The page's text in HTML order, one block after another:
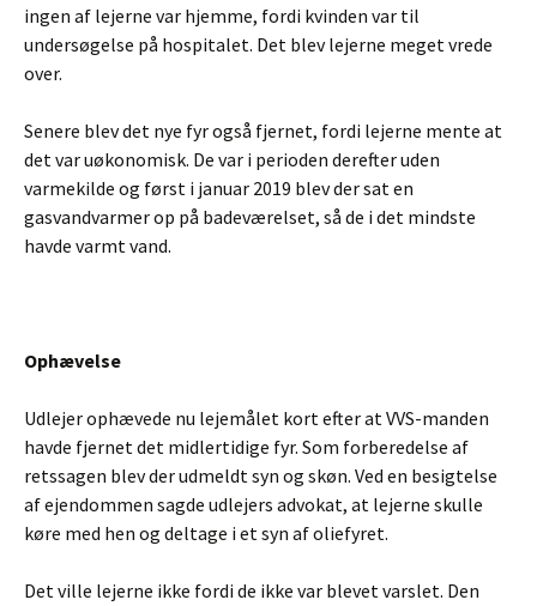
ingen af lejerne var hjemme, fordi kvinden var til
undersøgelse på hospitalet. Det blev lejerne meget vrede
over.
Senere blev det nye fyr også fjernet, fordi lejerne mente at
det var uøkonomisk. De var i perioden derefter uden
varmekilde og først i januar 2019 blev der sat en
gasvandvarmer op på badeværelset, så de i det mindste
havde varmt vand.
Ophævelse
Udlejer ophævede nu lejemålet kort efter at VVS-manden
havde fjernet det midlertidige fyr. Som forberedelse af
retssagen blev der udmeldt syn og skøn. Ved en besigtelse
af ejendommen sagde udlejers advokat, at lejerne skulle
køre med hen og deltage i et syn af oliefyret.
Det ville lejerne ikke fordi de ikke var blevet varslet. Den